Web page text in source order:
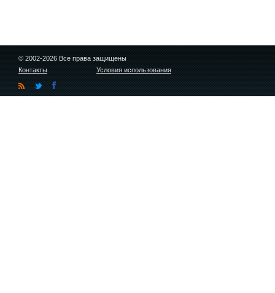
© 2002-2026 Все права защищены
Контакты
Условия использования